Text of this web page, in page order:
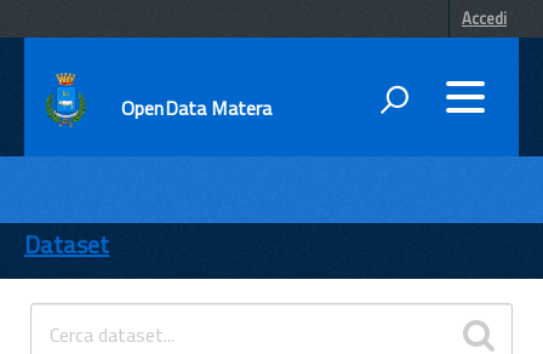
Accedi
OpenData Matera
ENTI
TEMI
INFORMAZIONI
Dataset